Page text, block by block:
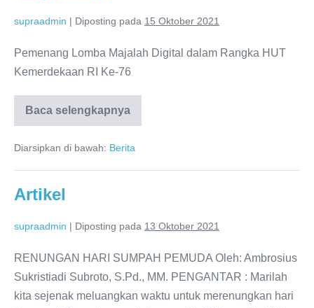
supraadmin | Diposting pada 15 Oktober 2021
Pemenang Lomba Majalah Digital dalam Rangka HUT
Kemerdekaan RI Ke-76
Baca selengkapnya
Karya
Siswa
Diarsipkan di bawah: Berita
Artikel
supraadmin | Diposting pada 13 Oktober 2021
RENUNGAN HARI SUMPAH PEMUDA Oleh: Ambrosius
Sukristiadi Subroto, S.Pd., MM. PENGANTAR : Marilah
kita sejenak meluangkan waktu untuk merenungkan hari